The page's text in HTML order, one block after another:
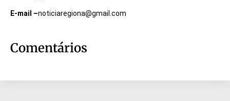
E-mail –noticiaregiona@gmail.com
Comentários